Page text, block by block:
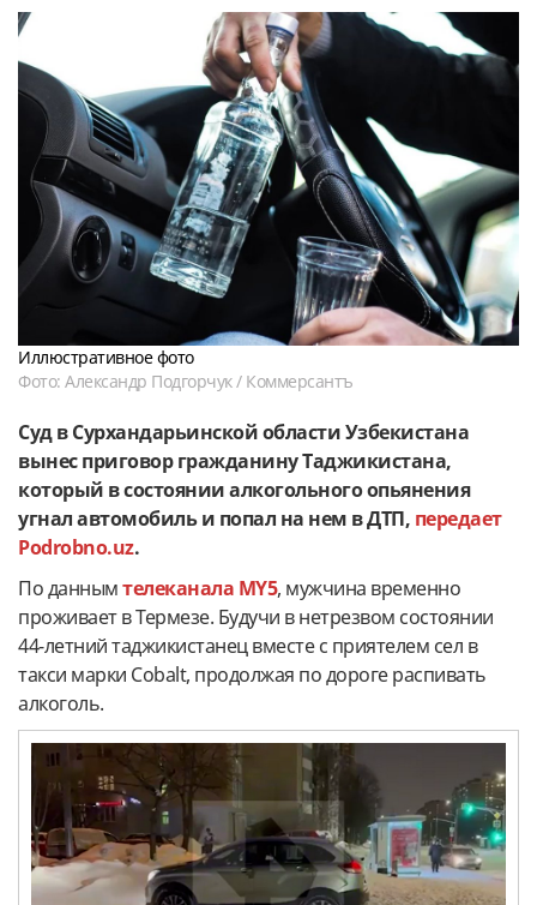
Иллюстративное фото
Фото: Александр Подгорчук / Коммерсантъ
Суд в Сурхандарьинской области Узбекистана
вынес приговор гражданину Таджикистана,
который в состоянии алкогольного опьянения
угнал автомобиль и попал на нем в ДТП, передает
Podrobno.uz.
По даннымтелеканала MY5, мужчина временно
проживает в Термезе. Будучи в нетрезвом состоянии
44-летний таджикистанец вместе с приятелем сел в
такси марки Cobalt, продолжая по дороге распивать
алкоголь.